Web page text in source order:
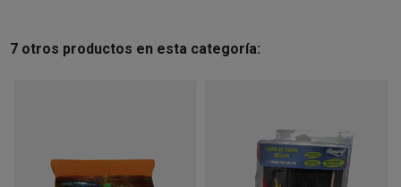
7 otros productos en esta categoría: